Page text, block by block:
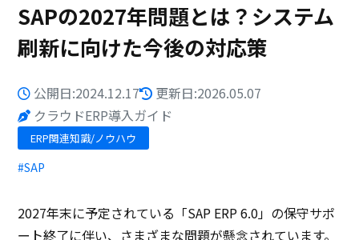
SAPの2027年問題とは？システム
刷新に向けた今後の対応策
ERP関連知識/ノウハウ
公開日:2024.12.17
更新日:2026.05.07
クラウドERP導入ガイド
#SAP
2027年末に予定されている「SAP ERP 6.0」の保守サポ
ート終了に伴い、さまざまな問題が懸念されています。